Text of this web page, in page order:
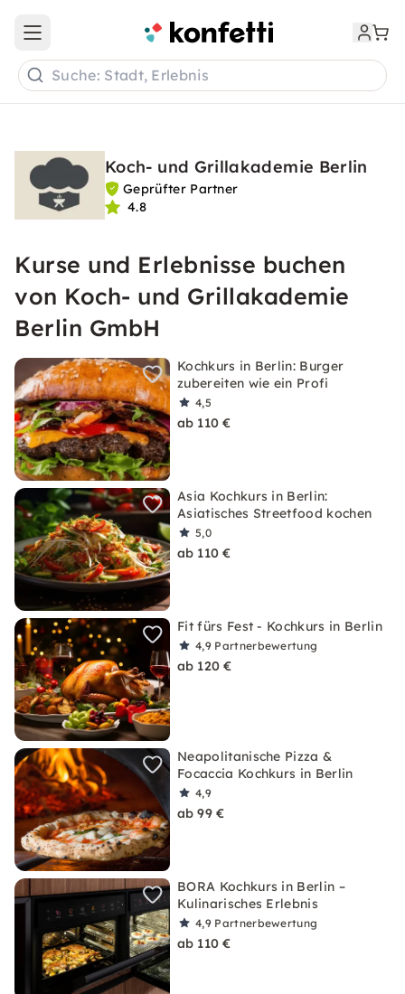
Open main menu
Suche: Stadt, Erlebnis
Koch- und Grillakademie Berlin
Geprüfter Partner
4.8
Kurse und Erlebnisse buchen
von Koch- und Grillakademie
Berlin GmbH
Kochkurs in Berlin: Burger
zubereiten wie ein Profi
4,5
ab 110 €
Asia Kochkurs in Berlin:
Asiatisches Streetfood kochen
5,0
ab 110 €
Fit fürs Fest - Kochkurs in Berlin
4,9 Partnerbewertung
ab 120 €
Neapolitanische Pizza &
Focaccia Kochkurs in Berlin
4,9
ab 99 €
BORA Kochkurs in Berlin –
Kulinarisches Erlebnis
4,9 Partnerbewertung
ab 110 €